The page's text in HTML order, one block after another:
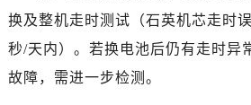
换及整机走时测试（石英机芯走时
秒/天内）。若换电池后仍有走时异
故障，需进一步检测。